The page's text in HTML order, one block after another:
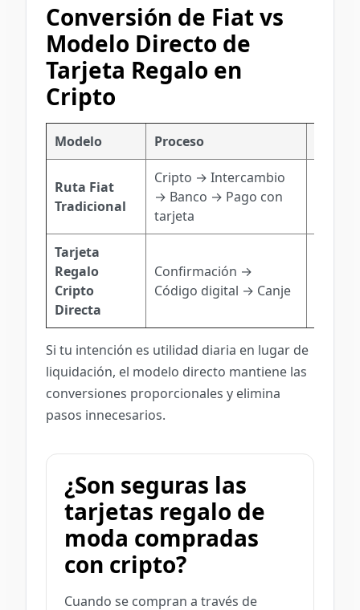
Conversión de Fiat vs
Modelo Directo de
Tarjeta Regalo en
Cripto
Modelo Proceso
Ruta Fiat
Tradicional
Cripto → Intercambio
→ Banco → Pago con
tarjeta
Tarjeta
Regalo
Cripto
Directa
Confirmación →
Código digital → Canje
Si tu intención es utilidad diaria en lugar de
liquidación, el modelo directo mantiene las
conversiones proporcionales y elimina
pasos innecesarios.
¿Son seguras las
tarjetas regalo de
moda compradas
con cripto?
Cuando se compran a través de